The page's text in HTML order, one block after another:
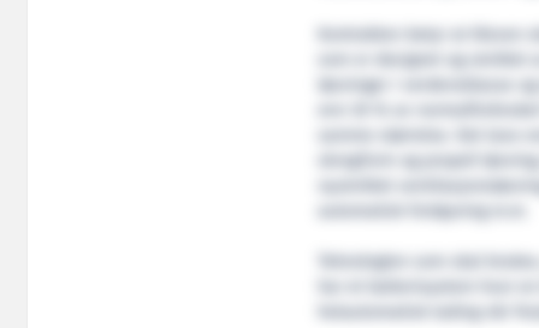
Kontrakten betyr at Kleven
som er designet og
løsninger i verdensklasse
samme størrelse. Det lave
skrogform og propell
automatisk fortøyning m.m.
Teknologien som skal
har et batterisystem hvor
helautomatisk lading når